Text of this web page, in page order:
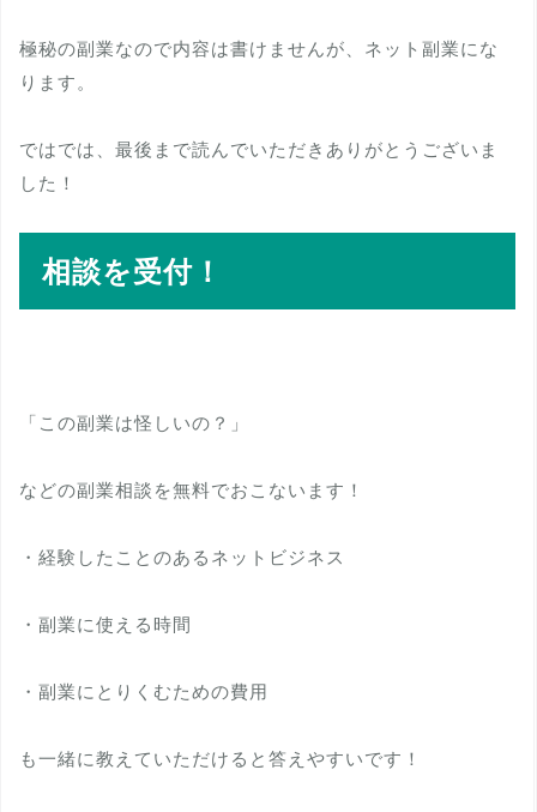
極秘の副業なので内容は書けませんが、ネット副業にな
ります。
ではでは、最後まで読んでいただきありがとうございま
した！
相談を受付！
「この副業は怪しいの？」
などの副業相談を無料でおこないます！
・経験したことのあるネットビジネス
・副業に使える時間
・副業にとりくむための費用
も一緒に教えていただけると答えやすいです！